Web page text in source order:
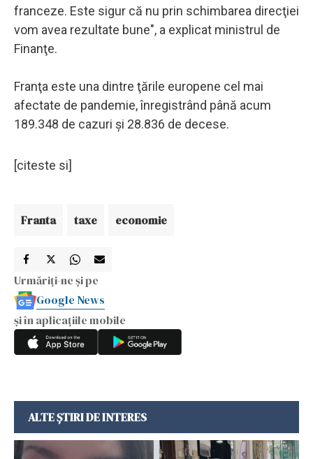
franceze. Este sigur că nu prin schimbarea direcţiei
vom avea rezultate bune", a explicat ministrul de
Finanţe.
Franţa este una dintre ţările europene cel mai
afectate de pandemie, înregistrând până acum
189.348 de cazuri şi 28.836 de decese.
[citeste si]
Franta taxe economie
Urmăriți-ne și pe
Google News
și în aplicațiile mobile
ALTE ȘTIRI DE INTERES